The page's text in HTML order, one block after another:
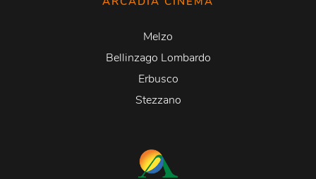
Melzo
Bellinzago Lombardo
Erbusco
Stezzano